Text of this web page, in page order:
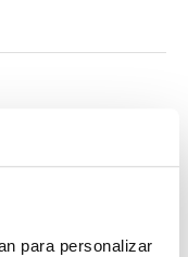
para personalizar